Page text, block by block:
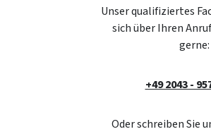
Unser qualifiziertes
sich über Ihren
gerne:
+49 2043 -
Oder schreiben Sie